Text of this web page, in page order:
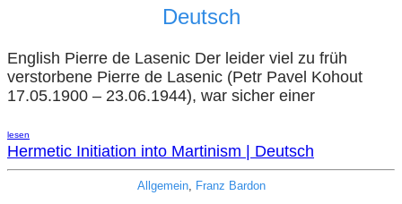
Deutsch
English Pierre de Lasenic Der leider viel zu früh
verstorbene Pierre de Lasenic (Petr Pavel Kohout
17.05.1900 – 23.06.1944), war sicher einer
lesen
Hermetic Initiation into Martinism | Deutsch
Allgemein, Franz Bardon